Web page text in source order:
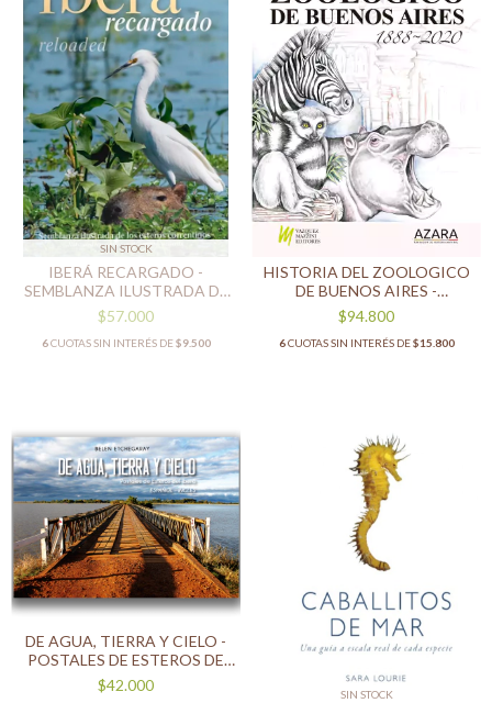
SIN STOCK
IBERÁ RECARGADO -
SEMBLANZA ILUSTRADA DE
LOS ESTEROS
$57.000
6CUOTAS SIN INTERÉS DE$9.500
HISTORIA DEL ZOOLOGICO
DE BUENOS AIRES -
1888/2020
$94.800
6CUOTAS SIN INTERÉS DE$15.800
DE AGUA, TIERRA Y CIELO -
POSTALES DE ESTEROS DE
IBERÁ
$42.000
SIN STOCK